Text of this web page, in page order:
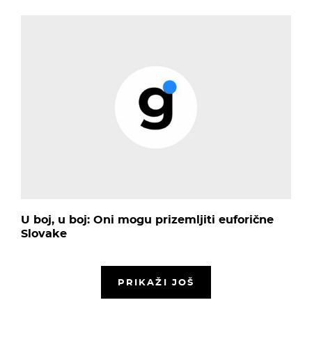
U boj, u boj: Oni mogu prizemljiti euforične
Slovake
PRIKAŽI JOŠ